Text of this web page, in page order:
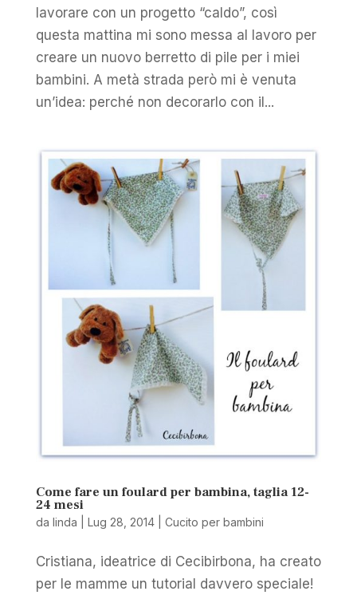
lavorare con un progetto “caldo”, così
questa mattina mi sono messa al lavoro per
creare un nuovo berretto di pile per i miei
bambini. A metà strada però mi è venuta
un’idea: perché non decorarlo con il...
Come fare un foulard per bambina, taglia 12-
24 mesi
da linda Lug 28, 2014| Cucito per bambini
Cristiana, ideatrice di Cecibirbona, ha creato
per le mamme un tutorial davvero speciale!